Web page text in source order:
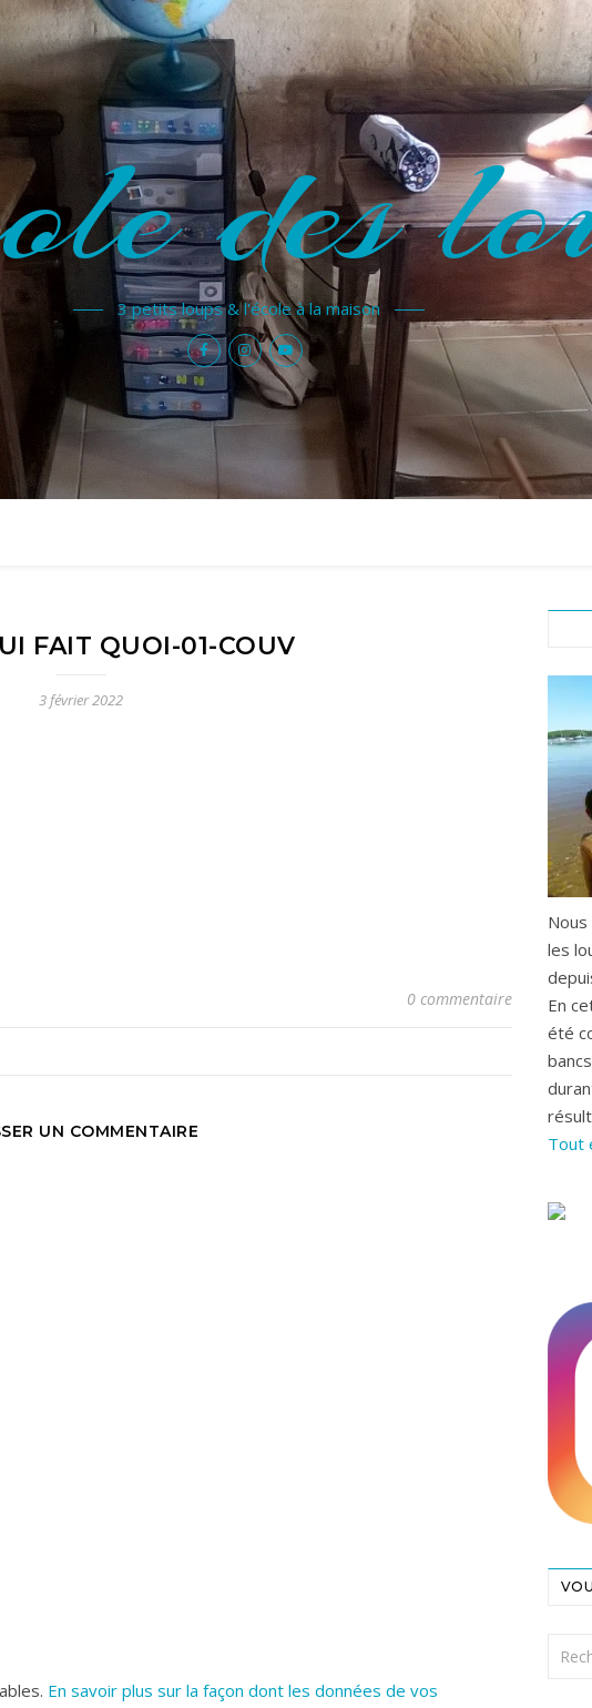
des
3 petits loups & l'école à la maison
FAIT QUOI-01-COUV
3 février 2022
0 commentaire
UN COMMENTAIRE
En savoir plus sur la façon dont les données de vos
les
En
été
Tout